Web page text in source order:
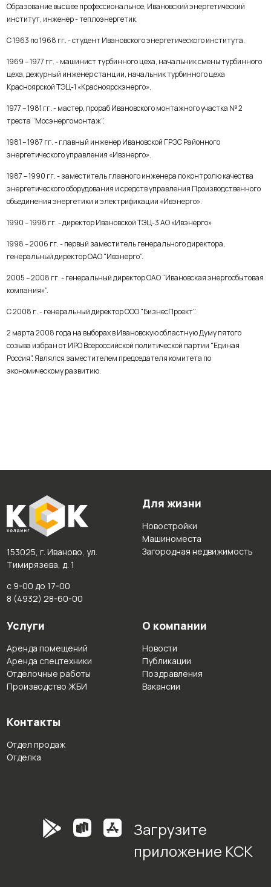
Образование высшее профессиональное, Ивановский энергетический
институт, инженер - теплоэнергетик
С 1963 по 1968 гг. - студент Ивановского энергетического института.
1969 – 1977 гг. - машинист турбинного цеха, начальник смены турбинного
цеха, дежурный инженер станции, начальник турбинного цеха
Красноярской ТЭЦ-1 «Красноярскэнерго».
1977 – 1981 гг. - мастер, прораб Ивановского монтажного участка № 2
треста “Мосэнергомонтаж”.
1981 – 1987 гг. - главный инженер Ивановской ГРЭС Районного
энергетического управления «Ивэнерго».
1987 – 1990 гг. - заместитель главного инженера по контролю качества
энергетического оборудования и средств управления Производственного
объединения энергетики и электрификации «Ивэнерго».
1990 – 1998 гг. - директор Ивановской ТЭЦ-3 АО «Ивэнерго»
1998 – 2006 гг. - первый заместитель генерального директора,
генеральный директор ОАО “Ивэнерго”.
2005 – 2008 гг. - генеральный директор ОАО “Ивановская энергосбытовая
компания»”.
С 2008 г. - генеральный директор ООО "БизнесПроект".
2 марта 2008 года на выборах в Ивановскую областную Думу пятого
созыва избран от ИРО Всероссийской политической партии "Единая
Россия". Являлся заместителем председателя комитета по
экономическому развитию.
153025, г. Иваново, ул.
Тимирязева, д. 1
с 9-00 до 17-00
8 (4932) 28-60-00
Для жизни
Новостройки
Машиноместа
Загородная недвижимость
Услуги
Аренда помещений
Аренда спецтехники
Отделочные работы
Производство ЖБИ
О компании
Новости
Публикации
Поздравления
Вакансии
Контакты
Отдел продаж
Отделка
Загрузите
приложение КСК